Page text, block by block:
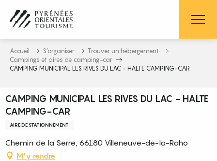
contenu
principal
Accueil S’organiser
Trouver un hébergement
Campings et aires de camping-car
CAMPING MUNICIPAL LES RIVES DU LAC - HALTE CAMPING-CAR
CAMPING MUNICIPAL LES RIVES DU LAC - HALTE
CAMPING-CAR
AIRE DE STATIONNEMENT
Chemin de la Serre, 66180 Villeneuve-de-la-Raho
M'y rendre